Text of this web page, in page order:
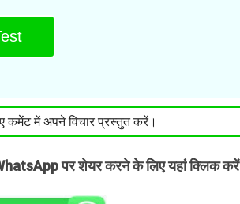
कमेंट में अपने विचार प्रस्तुत करें।
पर शेयर करने के लिए यहां क्लिक करें